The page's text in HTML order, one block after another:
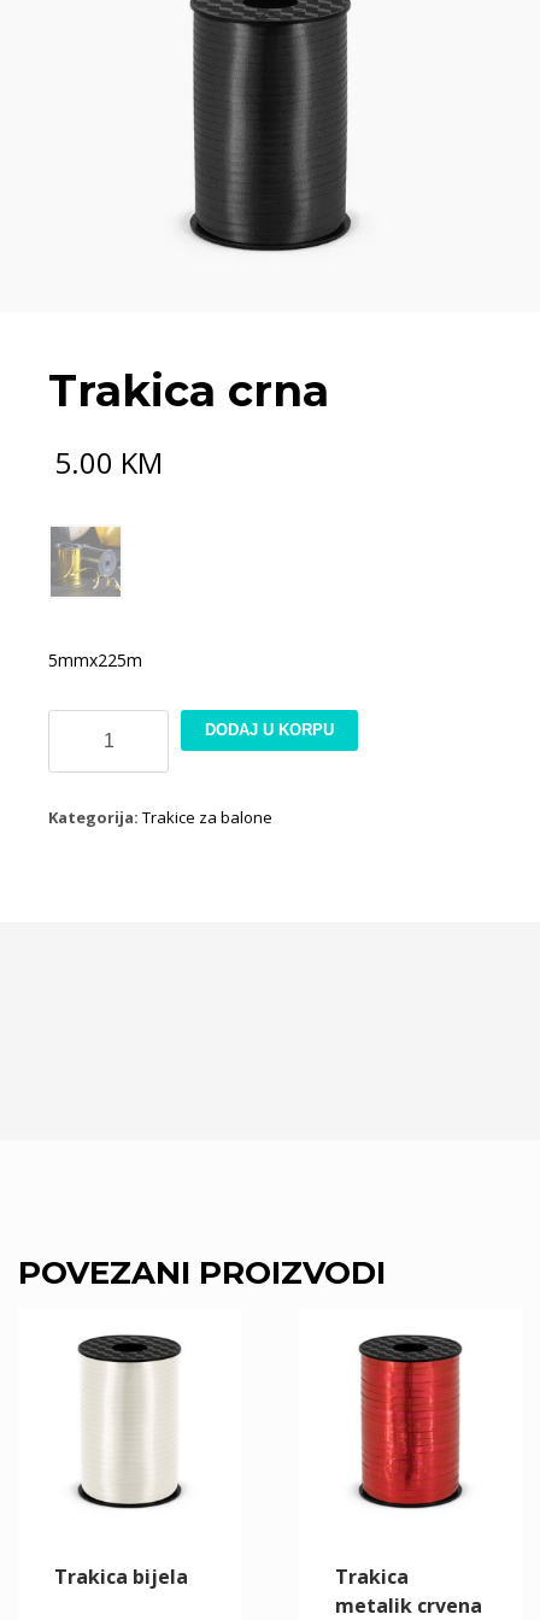
Trakica crna
5.00 KM
5mmx225m
količina
DODAJ U KORPU
Kategorija: Trakice za balone
POVEZANI PROIZVODI
Trakica bijela
Trakica
metalik crvena